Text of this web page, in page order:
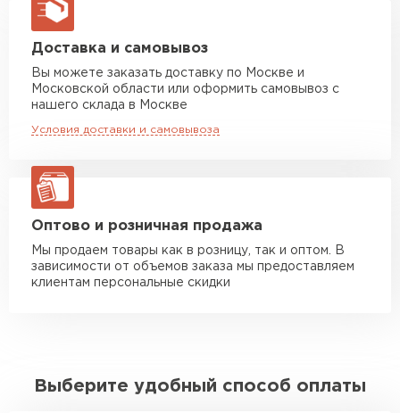
макс. длина груза 13,5 м
Манипулятор до 5 тн
Манипулятор до 10 тн
макс. длина груза 8 м
макс. длина груза 13,5 м
ЗАКАЗАТЬ С ДОСТАВКОЙ
Доставка и самовывоз
Вы можете заказать доставку по Москве и
Московской области или оформить самовывоз с
нашего склада в Москве
Условия доставки и самовывоза
Оптово и розничная продажа
Мы продаем товары как в розницу, так и оптом. В
зависимости от объемов заказа мы предоставляем
клиентам персональные скидки
Выберите удобный способ оплаты